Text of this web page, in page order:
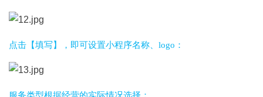
点击【填写】，即可设置小程序名称、logo：